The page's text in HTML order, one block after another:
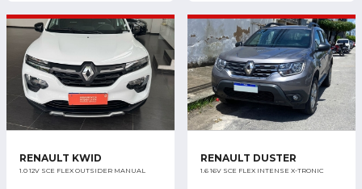
RENAULT KWID
1.0 12V SCE FLEX OUTSIDER MANUAL
RENAULT DUSTER
1.6 16V SCE FLEX INTENSE X-TRONIC